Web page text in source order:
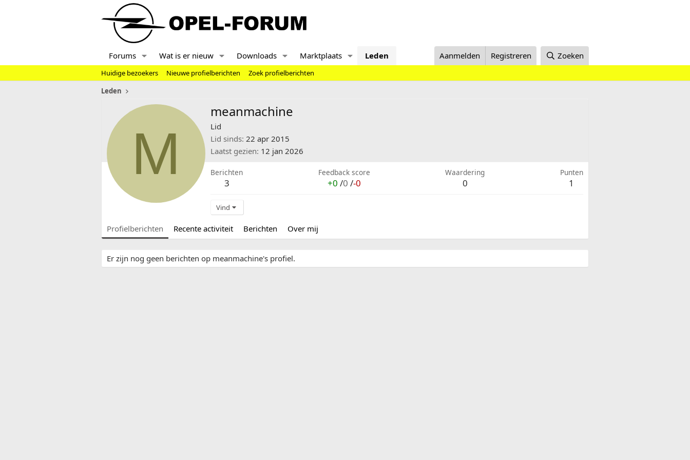
Forums Wat is er nieuw Downloads Marktplaats Leden Aanmelden Registreren Zoeken
Huidige bezoekers Nieuwe profielberichten
Zoek profielberichten
Leden
M
meanmachine
Lid
Lid sinds 22 apr 2015
Laatst gezien 12 jan 2026
Berichten
3
Feedback score
+0 /0 /-0
Waardering
0
Punten
1
Vind
Profielberichten Recente activiteit Berichten Over mij
Er zijn nog geen berichten op meanmachine's profiel.